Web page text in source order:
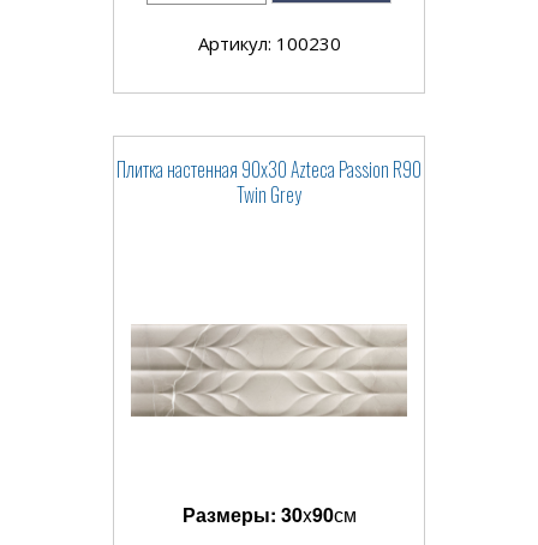
Артикул: 100230
Плитка настенная 90x30 Azteca Passion R90
Twin Grey
Размеры: 30x90см